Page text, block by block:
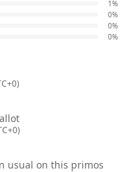
1%
0%
0%
0%
usual on this primos